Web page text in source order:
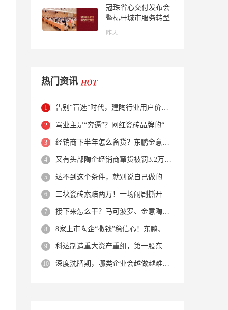
ARCHIDEX 2026石
材展；东鹏已斥资
4852万回购股份；方
冠珠省心交付发布会
暨标杆城市服务转型
集训会圆满举行
昨天
热门资讯
告别“盲选”时代，建陶行业用户价值正在被改写！
骂业主是“穷逼”？网红瓷砖品牌的“真实面目”被揭开了！
经销商下半年怎么备货？东鹏金意陶马可波罗等10大品牌集体亮剑
又有头部陶企经销商窜货被罚3.2万！品牌区域保护岌岌可危？
达不到这个条件，就别说自己做的是质感砖！
三块瓷砖索赔两万！一场闹剧撕开了装修“碰瓷”的遮羞布
接下来怎么干？马可波罗、金意陶、蒙娜丽莎、箭牌、欧神诺、宏宇…
8家上市陶企“撒钱”稳信心！东鹏、蒙娜丽莎等启动回购增持
科达制造重大资产重组，第一股东易主！
深度洗牌期，哪类企业会越做越难？哪类企业能逆势突围？